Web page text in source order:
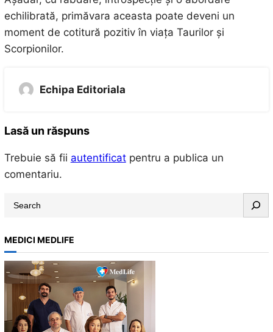
echilibrată, primăvara aceasta poate deveni un
moment de cotitură pozitiv în viața Taurilor și
Scorpionilor.
Echipa Editoriala
Lasă un răspuns
Trebuie să fii autentificatpentru a publica un
comentariu.
a
r
c
h
MEDICI MEDLIFE